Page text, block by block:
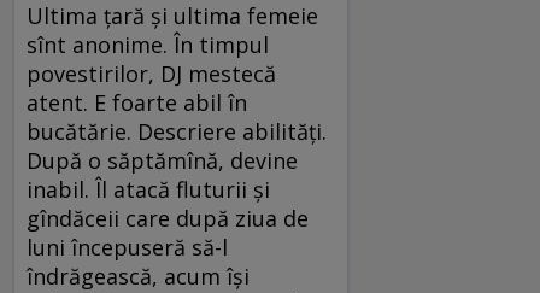
Ultima ţară şi ultima femeie
sînt anonime. În timpul
povestirilor, DJ mestecă
atent. E foarte abil în
bucătărie. Descriere abilităţi.
După o săptămînă, devine
inabil. Îl atacă fluturii şi
gîndăceii care după ziua de
luni începuseră să-l
îndrăgească, acum îşi